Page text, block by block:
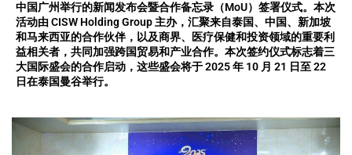
中国广州举行的新闻发布会暨合作备忘录（MoU）签署仪式。本次
活动由 CISW Holding Group 主办，汇聚来自泰国、中国、新加坡
和马来西亚的合作伙伴，以及商界、医疗保健和投资领域的重要利
益相关者，共同加强跨国贸易和产业合作。本次签约仪式标志着三
大国际盛会的合作启动，这些盛会将于 2025 年 10 月 21 日至 22
日在泰国曼谷举行。